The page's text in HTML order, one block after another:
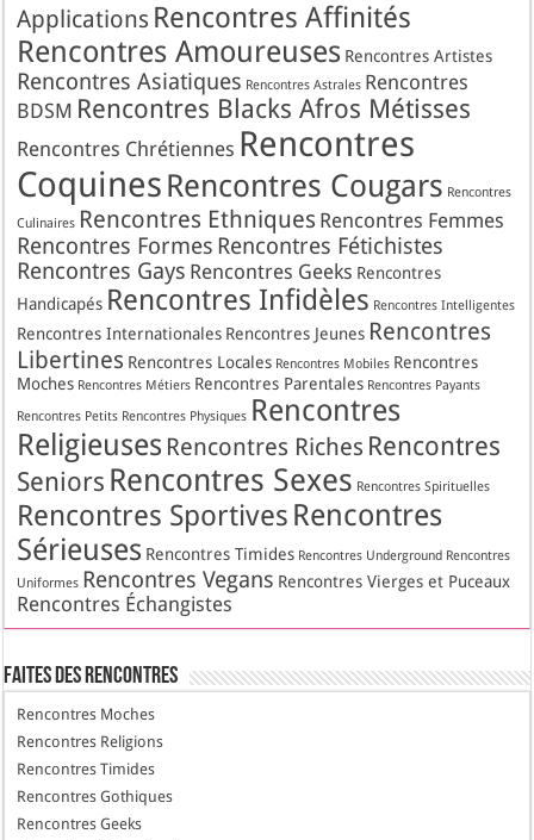
Applications Rencontres Affinités
Rencontres Amoureuses Rencontres Artistes
Rencontres Asiatiques Rencontres Astrales Rencontres
BDSM Rencontres Blacks Afros Métisses
Rencontres Chrétiennes Rencontres
Coquines Rencontres Cougars Rencontres
Culinaires Rencontres Ethniques Rencontres Femmes
Rencontres Formes Rencontres Fétichistes
Rencontres Gays Rencontres Geeks Rencontres
Handicapés Rencontres Infidèles Rencontres Intelligentes
Rencontres Internationales Rencontres Jeunes Rencontres
Libertines Rencontres Locales Rencontres Mobiles Rencontres
Moches Rencontres Métiers Rencontres Parentales Rencontres Payants
Rencontres Petits Rencontres Physiques Rencontres
Religieuses Rencontres Riches Rencontres
Seniors Rencontres Sexes Rencontres Spirituelles
Rencontres Sportives Rencontres
Sérieuses Rencontres Timides Rencontres Underground Rencontres
Uniformes Rencontres Vegans Rencontres Vierges et Puceaux
Rencontres Échangistes
Faites des Rencontres
Rencontres Moches
Rencontres Religions
Rencontres Timides
Rencontres Gothiques
Rencontres Geeks